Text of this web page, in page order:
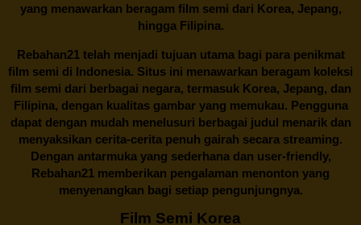
yang menawarkan beragam film semi dari Korea, Jepang,
hingga Filipina.
Rebahan21telah menjadi tujuan utama bagi para penikmat
film semi di Indonesia. Situs ini menawarkan beragam koleksi
film semi dari berbagai negara, termasuk Korea, Jepang, dan
Filipina, dengan kualitas gambar yang memukau. Pengguna
dapat dengan mudah menelusuri berbagai judul menarik dan
menyaksikan cerita-cerita penuh gairah secara streaming.
Dengan antarmuka yang sederhana dan user-friendly,
Rebahan21 memberikan pengalaman menonton yang
menyenangkan bagi setiap pengunjungnya.
Film Semi Korea